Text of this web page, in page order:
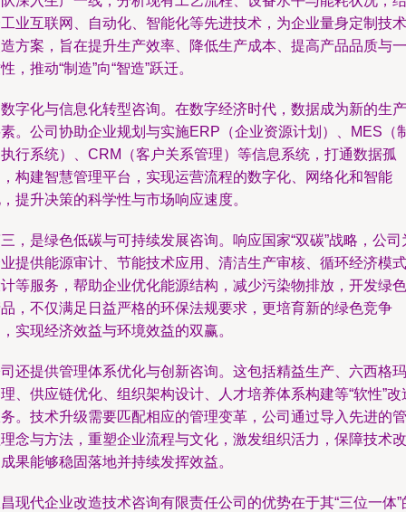
业互联网、自动化、智能化等先进技术，为企业量身定制技术
方案，旨在提升生产效率、降低生产成本、提高产品品质与一
，推动“制造”向“智造”跃迁。
字化与信息化转型咨询。在数字经济时代，数据成为新的生产
。公司协助企业规划与实施ERP（企业资源计划）、MES（
行系统）、CRM（客户关系管理）等信息系统，打通数据孤
构建智慧管理平台，实现运营流程的数字化、网络化和智能
提升决策的科学性与市场响应速度。
，是绿色低碳与可持续发展咨询。响应国家“双碳”战略，公司
提供能源审计、节能技术应用、清洁生产审核、循环经济模式
等服务，帮助企业优化能源结构，减少污染物排放，开发绿色
，不仅满足日益严格的环保法规要求，更培育新的绿色竞争
实现经济效益与环境效益的双赢。
还提供管理体系优化与创新咨询。这包括精益生产、六西格玛
、供应链优化、组织架构设计、人才培养体系构建等“软性”改
。技术升级需要匹配相应的管理变革，公司通过导入先进的管
念与方法，重塑企业流程与文化，激发组织活力，保障技术改
果能够稳固落地并持续发挥效益。
现代企业改造技术咨询有限责任公司的优势在于其“三位一体”